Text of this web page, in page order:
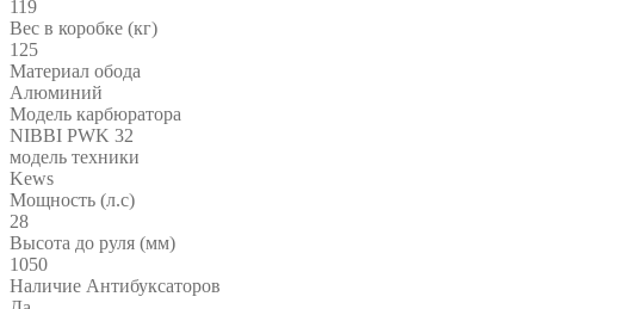
119
Вес в коробке (кг)
125
Материал обода
Алюминий
Модель карбюратора
NIBBI PWK 32
модель техники
Kews
Мощность (л.с)
28
Высота до руля (мм)
1050
Наличие Антибуксаторов